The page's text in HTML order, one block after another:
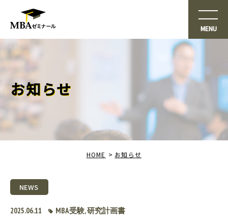
お知らせ
HOME お知らせ
NEWS
2025.06.11 MBA受験,研究計画書